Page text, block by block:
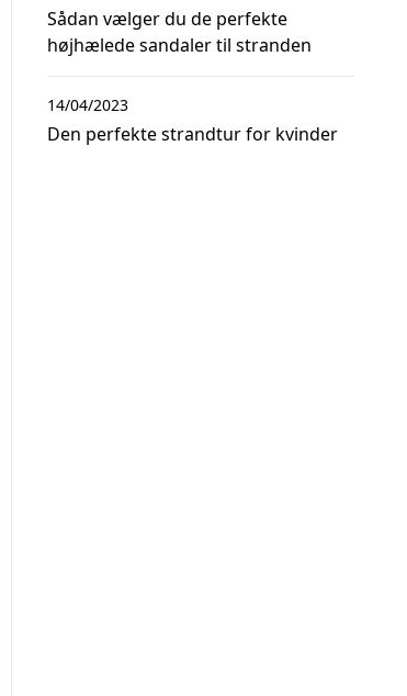
Sådan vælger du de perfekte
højhælede sandaler til stranden
Den perfekte strandtur for kvinder
14/04/2023